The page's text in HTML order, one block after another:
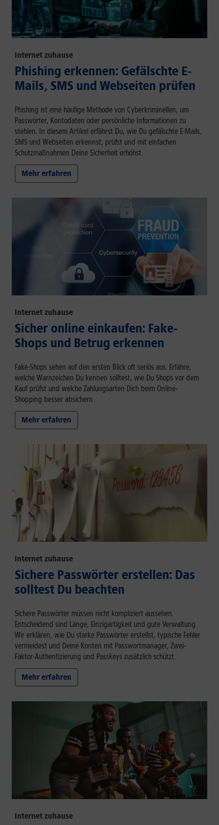
Internet zuhause
Phishing erkennen: Gefälschte E-
Mails, SMS und Webseiten prüfen
Phishing ist eine häufige Methode von Cyberkriminellen, um
Passwörter, Kontodaten oder persönliche Informationen zu
stehlen. In diesem Artikel erfährst Du, wie Du gefälschte E-Mails,
SMS und Webseiten erkennst, prüfst und mit einfachen
Schutzmaßnahmen Deine Sicherheit erhöhst.
Mehr erfahren
Internet zuhause
Sicher online einkaufen: Fake-
Shops und Betrug erkennen
Fake-Shops sehen auf den ersten Blick oft seriös aus. Erfahre,
welche Warnzeichen Du kennen solltest, wie Du Shops vor dem
Kauf prüfst und welche Zahlungsarten Dich beim Online-
Shopping besser absichern.
Mehr erfahren
Internet zuhause
Sichere Passwörter erstellen: Das
solltest Du beachten
Sichere Passwörter müssen nicht kompliziert aussehen.
Entscheidend sind Länge, Einzigartigkeit und gute Verwaltung.
Wir erklären, wie Du starke Passwörter erstellst, typische Fehler
vermeidest und Deine Konten mit Passwortmanager, Zwei-
Faktor-Authentizierung und Passkeys zusätzlich schützt.
Mehr erfahren
Internet zuhause